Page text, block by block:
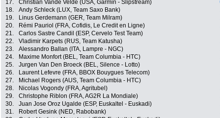
17.
Christian Vande Velde (USA, Garmin - Slipstream)
18.
Andy Schleck (LUX, Team Saxo Bank)
19.
Linus Gerdemann (GER, Team Milram)
20.
Rémi Pauriol (FRA, Cofidis, Le Credit en Ligne)
21.
Carlos Sastre Candil (ESP, Cervelo Test Team)
22.
Vladimir Karpets (RUS, Team Katusha)
23.
Alessandro Ballan (ITA, Lampre - NGC)
24.
Maxime Monfort (BEL, Team Columbia - HTC)
25.
Jurgen Van Den Broeck (BEL, Silence - Lotto)
26.
Laurent Lefevre (FRA, BBOX Bouygues Telecom)
27.
Michael Rogers (AUS, Team Columbia - HTC)
28.
Nicolas Vogondy (FRA, Agritubel)
29.
Christophe Riblon (FRA, AG2R La Mondiale)
30.
Juan Jose Oroz Ugalde (ESP, Euskaltel - Euskadi)
31.
Robert Gesink (NED, Rabobank)